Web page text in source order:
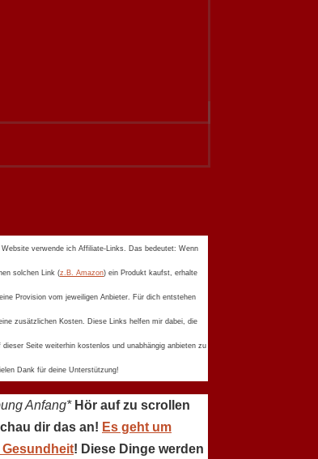
Website verwende ich Affiliate-Links. Das bedeutet: Wenn
solchen Link (z.B. Amazon) ein Produkt kaufst, erhalte
Provision vom jeweiligen Anbieter. Für dich entstehen
zusätzlichen Kosten. Diese Links helfen mir dabei, die
dieser Seite weiterhin kostenlos und unabhängig anbieten zu
Dank für deine Unterstützung!
Anfang* Hör auf zu scrollen
dir das an! Es geht um
Gesundheit! Diese Dinge werden